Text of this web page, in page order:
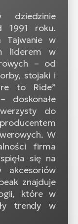
1991 roku.
Tajwanie w
liderem w
– od
stojaki i
to Ride”
doskonałe
do
W
firma
się na
akcesoriów
znajduje
które w
trendy w